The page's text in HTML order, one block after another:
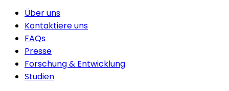
Über uns
Kontaktiere uns
FAQs
Presse
Forschung & Entwicklung
Studien